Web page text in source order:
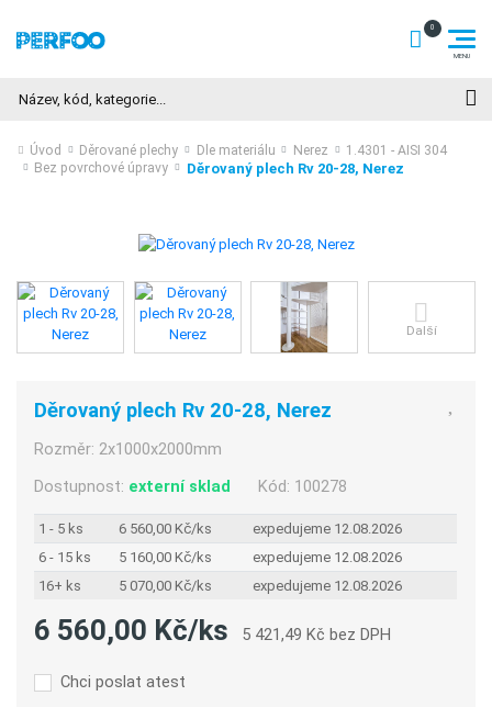
Úvod Děrované plechy Dle materiálu Nerez
1.4301 - AISI 304
Bez povrchové úpravy
Děrovaný plech Rv 20-28, Nerez
Další
Děrovaný plech Rv 20-28, Nerez
Rozměr: 2x1000x2000mm
Dostupnost: externí sklad Kód: 100278
1 - 5 ks 6 560,00 Kč/ks
expedujeme 12.08.2026
6 - 15 ks
5 160,00 Kč/ks
expedujeme 12.08.2026
16+ ks
5 070,00 Kč/ks expedujeme 12.08.2026
6 560,00 Kč/ks 5 421,49 Kč bez DPH
Chci poslat atest